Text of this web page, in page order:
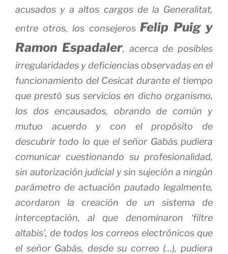
acusados y a altos cargos de la Generalitat,
entre otros, los consejerosFelip Puig y
Ramon Espadaler, acerca de posibles
irregularidades y deficiencias observadas en el
funcionamiento del Cesicat durante el tiempo
que prestó sus servicios en dicho organismo,
los dos encausados, obrando de común y
mutuo acuerdo y con el propósito de
descubrir todo lo que el señor Gabàs pudiera
comunicar cuestionando su profesionalidad,
sin autorización judicial y sin sujeción a ningún
parámetro de actuación pautado legalmente,
acordaron la creación de un sistema de
interceptación, al que denominaron ‘filtre
altabis’, de todos los correos electrónicos que
el señor Gabàs, desde su correo (…), pudiera